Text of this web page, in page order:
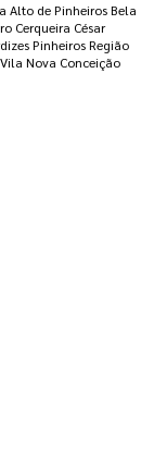
Alto de Pinheiros Bela
Cerqueira César
Pinheiros Região
Vila Nova Conceição